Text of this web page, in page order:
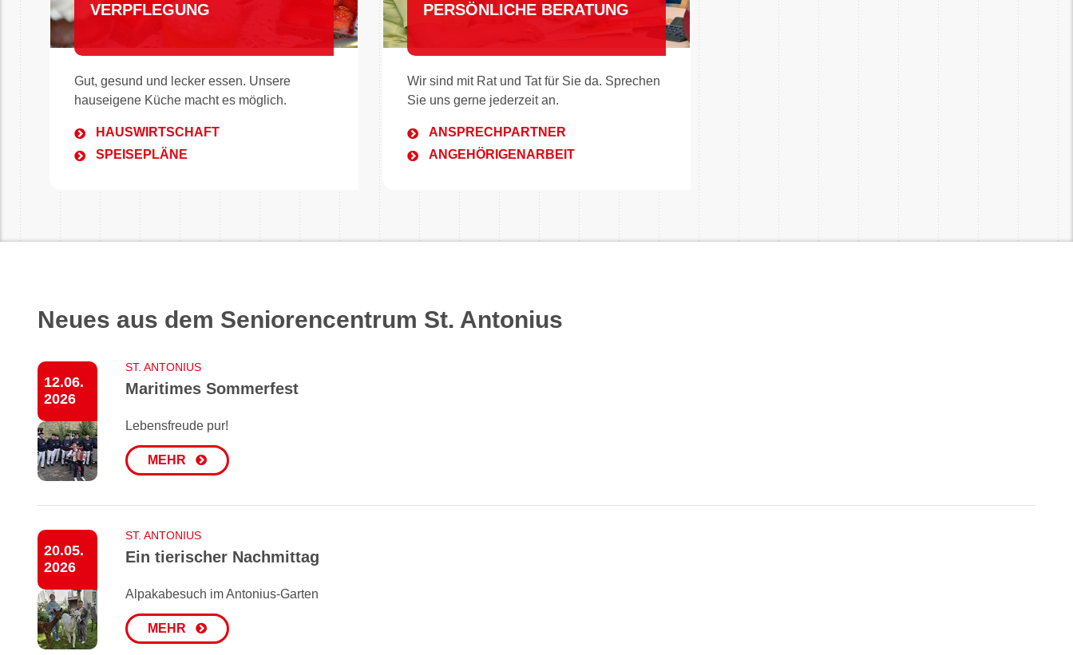
VERPFLEGUNG
Gut, gesund und lecker essen. Unsere
hauseigene Küche macht es möglich.
HAUSWIRTSCHAFT
SPEISEPLÄNE
PERSÖNLICHE BERATUNG
Wir sind mit Rat und Tat für Sie da. Sprechen
Sie uns gerne jederzeit an.
ANSPRECHPARTNER
ANGEHÖRIGENARBEIT
Neues aus dem Seniorencentrum St. Antonius
12.06.
2026
ST. ANTONIUS
Maritimes Sommerfest
Lebensfreude pur!
MEHR
20.05.
2026
ST. ANTONIUS
Ein tierischer Nachmittag
Alpakabesuch im Antonius-Garten
MEHR